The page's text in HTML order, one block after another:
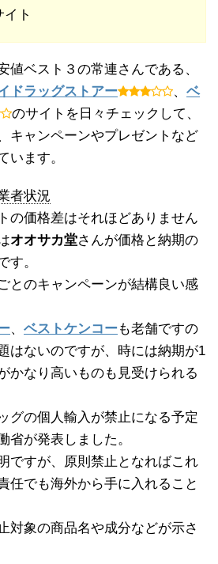
ト
値ベスト３の常連さんである、
ドラッグストアー 、 ベ
のサイトを日々チェックして、
キャンペーンやプレゼントなど
います。
者状況
の価格差はそれほどありません
オオサカ堂さんが価格と納期の
す。
のキャンペーンが結構良い感
、 ベストケンコーも老舗ですの
はないのですが、時には納期が1
かなり高いものも見受けられる
グの個人輸入が禁止になる予定
省が発表しました。
すが、原則禁止となればこれ
任でも海外から手に入れること
象の商品名や成分などが示さ